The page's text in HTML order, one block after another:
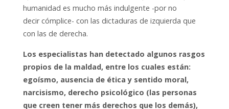
humanidad es mucho más indulgente -por no
decir cómplice- con las dictaduras de izquierda que
con las de derecha.
Los especialistas han detectado algunos rasgos
propios de la maldad, entre los cuales están:
egoísmo, ausencia de ética y sentido moral,
narcisismo, derecho psicológico (las personas
que creen tener más derechos que los demás),